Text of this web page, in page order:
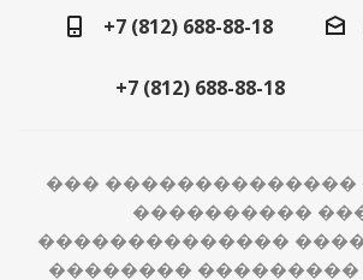
+7 (812) 688-88-18
+7 (812) 688-88-18
��� ��������������
����������
��������������
��������